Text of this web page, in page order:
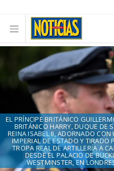
EL PRÍNCIPE BRITÁNICO
BRITÁNICO HARRY, DUQUE DE
REINA ISABEL II, ADORNADO
IMPERIAL DE ESTADO Y TIRADO
TROPA REAL DE ARTILLERÍA A
DESDE EL PALACIO DE
WESTMINSTER, EN